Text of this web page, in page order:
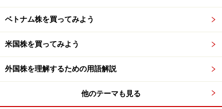
こちらもチェックしてくださいね。
↓↓↓↓↓↓↓↓↓↓
ドバイ株の最新情報はこちらからチェック！
としたものです。したがって、勧誘の目的としたもので
はありません。また、投資結果を保証するものではあり
ません。投資に関する最終判断は、御自身の責任でお願
ベトナム株を買ってみよう
米国株を買ってみよう
外国株を理解するための用語解説
他のテーマも見る